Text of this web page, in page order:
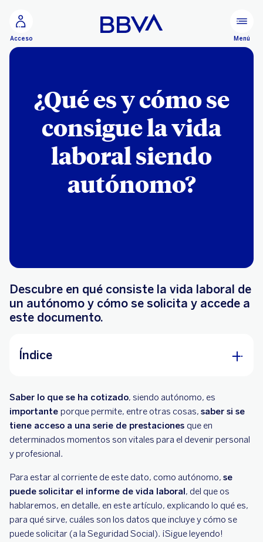
Acceso Menú
¿Qué es y cómo se
consigue la vida
laboral siendo
autónomo?
Descubre en qué consiste la vida laboral de
un autónomo y cómo se solicita y accede a
este documento.
Índice
¿Qué se incluye en el informe de la vida laboral
¿Por qué es importante la vida laboral para el
autónomo?
¿Cómo se realiza la solicitud de la vida laboral
siendo autónomo?
En BBVA le damos la bienvenida a tu negocio
Saber lo que se ha cotizado, siendo autónomo, es
importante porque permite, entre otras cosas, saber si se
tiene acceso a una serie de prestaciones que en
determinados momentos son vitales para el devenir personal
y profesional.
Para estar al corriente de este dato, como autónomo, se
puede solicitar el informe de vida laboral, del que os
hablaremos, en detalle, en este artículo, explicando lo qué es,
para qué sirve, cuáles son los datos que incluye y cómo se
puede solicitar (a la Seguridad Social). ¡Sigue leyendo!